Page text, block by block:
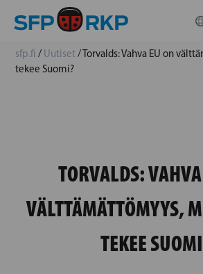
sfp.fi / Uutiset/Torvalds: Vahva EU on
tekee Suomi?
TORVALDS:
VÄLTTÄMÄTTÖMYYS,
TEKEE